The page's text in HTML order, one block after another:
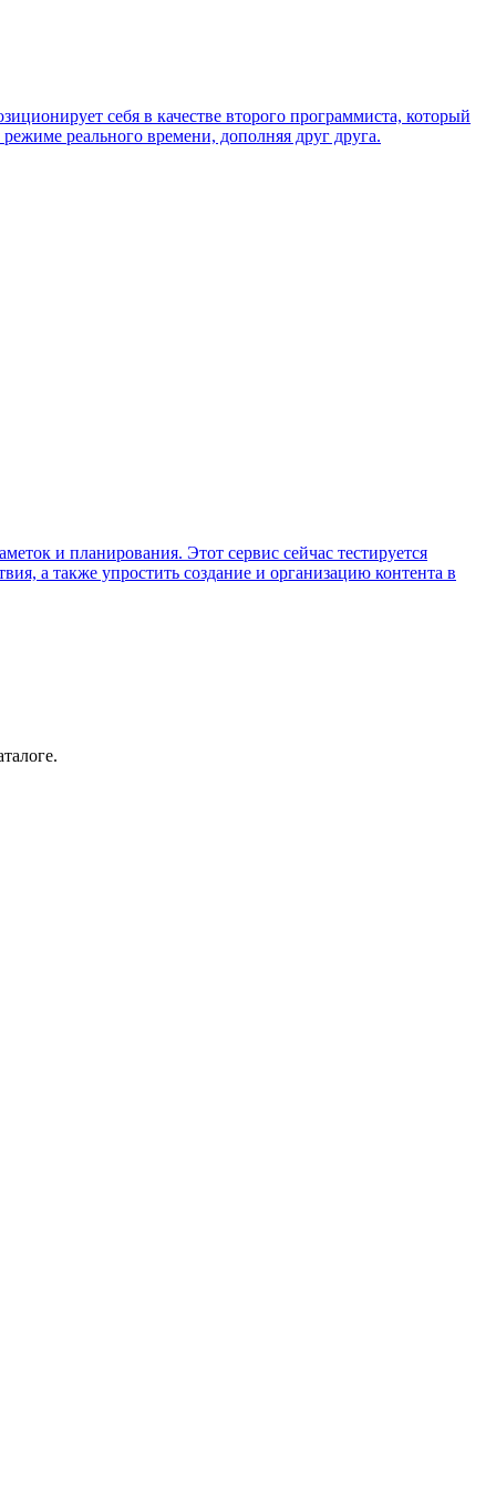
себя в качестве второго программиста, который
реального времени, дополняя друг друга.
и планирования. Этот сервис сейчас тестируется
а также упростить создание и организацию контента в